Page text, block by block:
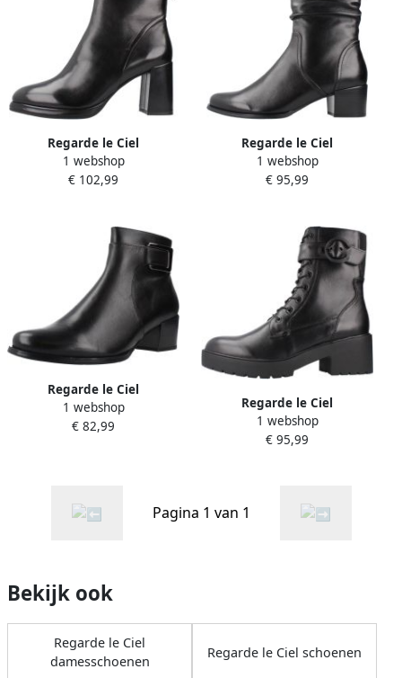
Regarde le Ciel
Enkellaarzen Analisa022695
1 webshop
€ 102,99
Regarde le Ciel
Enkellaarzen Jolene332695
1 webshop
€ 95,99
Regarde le Ciel
Enkellaarzen Jolene272695
1 webshop
€ 82,99
Regarde le Ciel
Enkellaarzen Paloma022695
1 webshop
€ 95,99
Pagina 1 van 1
Bekijk ook
Regarde le Ciel
damesschoenen
Regarde le Ciel schoenen